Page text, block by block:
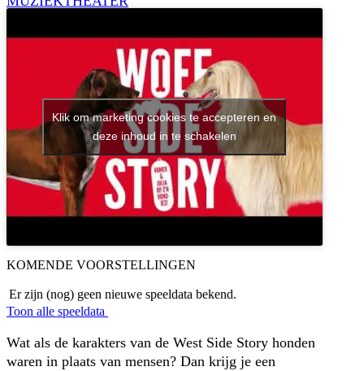
Klik om marketing cookies te accepteren en
deze inhoud in te schakelen
KOMENDE VOORSTELLINGEN
Er zijn (nog) geen nieuwe speeldata bekend.
Toon alle speeldata
Wat als de karakters van de West Side Story honden
waren in plaats van mensen? Dan krijg je een